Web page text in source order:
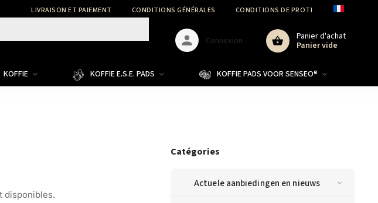
LIVRAISON ET PAIEMENT CONDITIONS GÉNÉRALES CONDITIONS DE PROTECTION DES
Panier d'achat
Panier vide
Connexion
KOFFIE KOFFIE E.S.E. PADS KOFFIE PADS VOOR SENSEO®
Catégories
Actuele aanbiedingen en nieuws
disponibles.